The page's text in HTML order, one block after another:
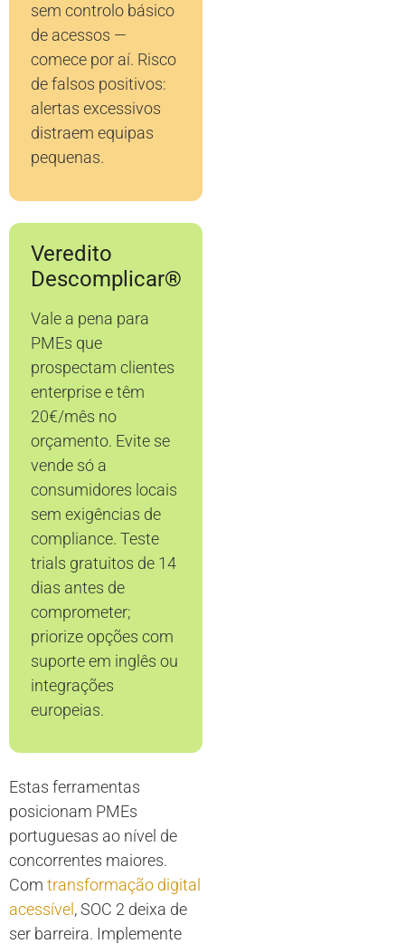
sem controlo básico
de acessos —
comece por aí. Risco
de falsos positivos:
alertas excessivos
distraem equipas
pequenas.
Veredito
Descomplicar®
Vale a pena para
PMEs que
prospectam clientes
enterprise e têm
20€/mês no
orçamento. Evite se
vende só a
consumidores locais
sem exigências de
compliance. Teste
trials gratuitos de 14
dias antes de
comprometer;
priorize opções com
suporte em inglês ou
integrações
europeias.
Estas ferramentas
posicionam PMEs
portuguesas ao nível de
concorrentes maiores.
Com transformação digital
acessível , SOC 2 deixa de
ser barreira. Implemente